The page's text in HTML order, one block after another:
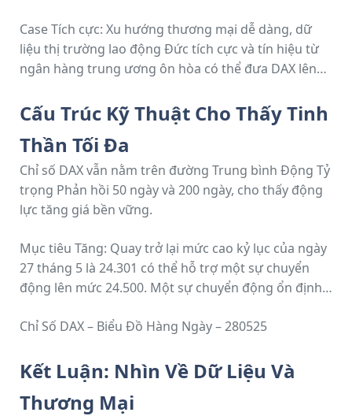
Case Tích cực: Xu hướng thương mại dễ dàng, dữ
liệu thị trường lao động Đức tích cực và tín hiệu từ
ngân hàng trung ương ôn hòa có thể đưa DAX lên
thương mại mới, thất nghiệp tăng ở Đức hoặc nhận
định diều hâu từ ngân hàng trung ương có thể kéo
DAX xuống mức 23.750.
Vào sáng thứ Tư, tương lai của DAX tăng 6 điểm,
trong khi chỉ số Nasdaq 100 mini giảm 10 điểm, cho
thấy phiên giữa tuần thận trọng.
Cấu Trúc Kỹ Thuật Cho Thấy Tinh
Thần Tối Đa
Chỉ số DAX vẫn nằm trên đường Trung bình Động Tỷ
trọng Phản hồi 50 ngày và 200 ngày, cho thấy động
lực tăng giá bền vững.
Mục tiêu Tăng: Quay trở lại mức cao kỷ lục của ngày
27 tháng 5 là 24.301 có thể hỗ trợ một sự chuyển
động lên mức 24.500. Một sự chuyển động ổn định
Xuống: Một sự sụt giảm dưới 24.000 có thể phơi bày
23.500.
Chỉ số Sức mạnh Tương đối (RSI) 14 ngày ở mức
67,28 cho thấy DAX còn dư địa để tăng lên mức
Chỉ Số DAX – Biểu Đồ Hàng Ngày – 280525
Kết Luận: Nhìn Về Dữ Liệu Và
Thương Mại